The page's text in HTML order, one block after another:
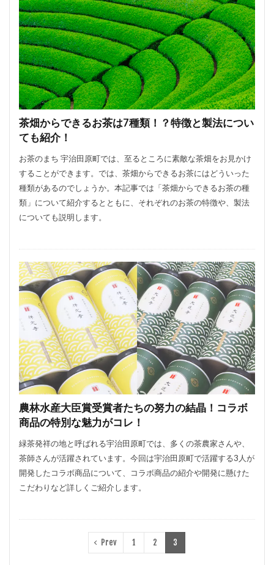
茶畑からできるお茶は7種類！？特徴と製法につい
ても紹介！
お茶のまち 宇治田原町では、至るところに素敵な茶畑をお見かけ
することができます。では、茶畑からできるお茶にはどういった
種類があるのでしょうか。本記事では「茶畑からできるお茶の種
類」について紹介するとともに、それぞれのお茶の特徴や、製法
についても説明します。
農林水産大臣賞受賞者たちの努力の結晶！コラボ
商品の特別な魅力がコレ！
緑茶発祥の地と呼ばれる宇治田原町では、多くの茶農家さんや、
茶師さんが活躍されています。今回は宇治田原町で活躍する3人が
開発したコラボ商品について、コラボ商品の紹介や開発に懸けた
こだわりなど詳しくご紹介します。
Prev 1 2 3